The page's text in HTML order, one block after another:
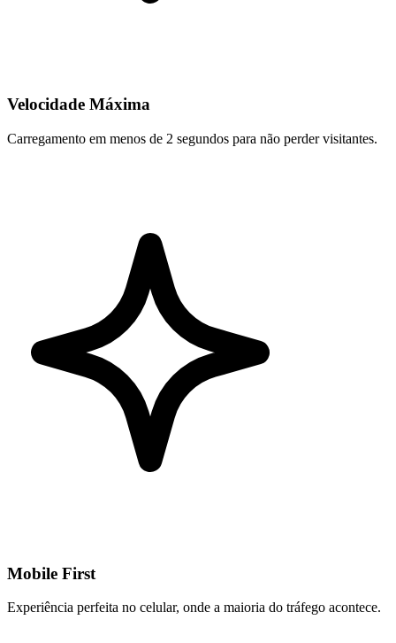
Velocidade Máxima
Carregamento em menos de 2 segundos para não perder visitantes.
Mobile First
Experiência perfeita no celular, onde a maioria do tráfego acontece.